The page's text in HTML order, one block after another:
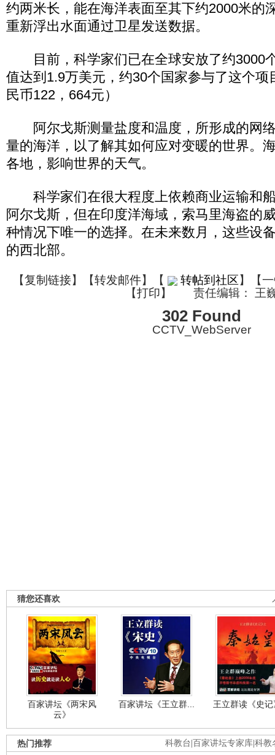
约两米长，能在海洋表面至其下约2000米的
重新浮出水面通过卫星发送数据。
目前，科学家们已在全球安放了约3000
值达到1.9万美元，约30个国家参与了这个项
民币122，664元）
阿尔戈斯测量盐度和温度，所形成的网
量的海洋，以了解其如何应对变暖的世界。
各地，影响世界的天气。
科学家们在很大程度上依赖商业运输和
阿尔戈斯，但在印度洋海域，索马里海盗的
种情况下唯一的选择。在未来数月，这些设
的西北部。
【复制链接】【转发邮件】 【 转帖到社区】【
【打印】 责任编辑： 王
302 Found
CCTV_WebServer
猜您还喜欢
百家讲坛《两宋风
云》
百家讲坛《王立群... 王立群读《史
科教台 百家讲坛专家库 科教
热门推荐